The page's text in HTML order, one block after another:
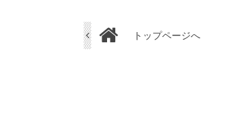
トップページへ